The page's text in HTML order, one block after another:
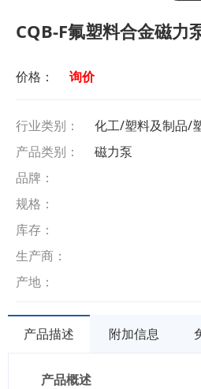
CQB-F氟塑料合金磁力
价格： 询价
行业类别：
化工/塑料及制品/
产品类别：
磁力泵
品牌：
规格：
库存：
生产商：
产地：
产品描述 附加信息
产品概述